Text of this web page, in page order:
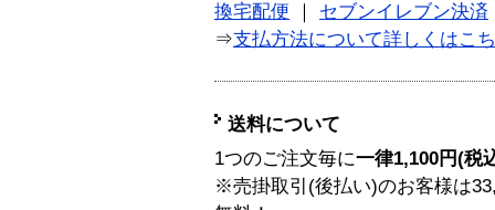
換宅配便
セブンイレブン決済
⇒支払方法について詳しくはこ
送料について
1つのご注文毎に一律1,100円(税
※売掛取引(後払い)のお客様は